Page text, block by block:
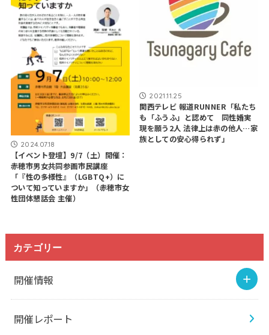
2024.07.18
【イベント登壇】9/7（土）開催：
赤穂市男女共同参画市民講座
「『性の多様性』（LGBTQ+）に
ついて知っていますか」（赤穂市女
性団体懇話会 主催）
2021.11.25
関西テレビ 報道RUNNER「私たち
も「ふうふ」と認めて 同性婚実
現を願う2人 法律上は赤の他人…家
族としての安心得られず」
カテゴリー
開催情報
開催レポート